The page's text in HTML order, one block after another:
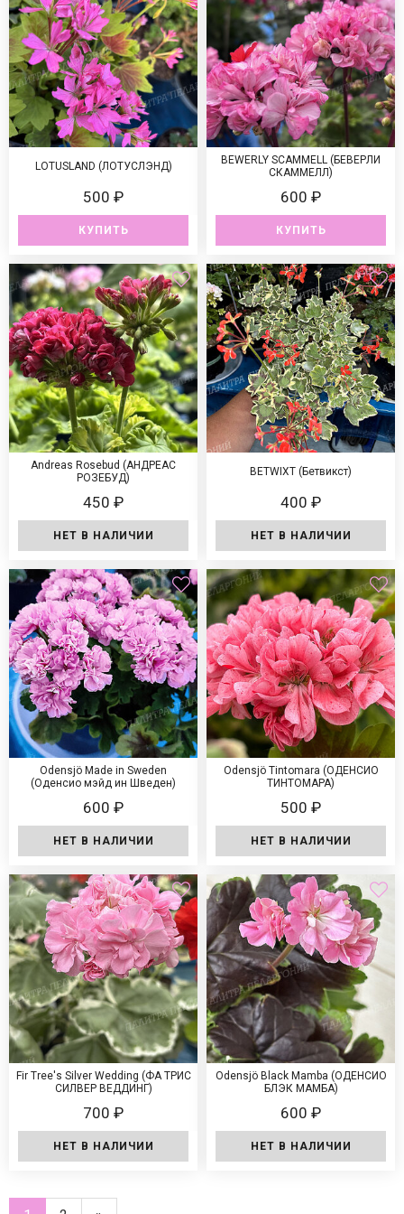
LOTUSLAND (ЛОТУСЛЭНД)
500 ₽
КУПИТЬ
BEWERLY SCAMMELL (БЕВЕРЛИ
СКАММЕЛЛ)
600 ₽
КУПИТЬ
Аndrеаs Rоsеbud (АНДРЕАС
РОЗЕБУД)
450 ₽
НЕТ В НАЛИЧИИ
BETWIXT (Бетвикст)
400 ₽
НЕТ В НАЛИЧИИ
Odensjö Made in Sweden
(Оденсио мэйд ин Шведен)
600 ₽
НЕТ В НАЛИЧИИ
Odensjö Tintomara (ОДЕНСИО
ТИНТОМАРА)
500 ₽
НЕТ В НАЛИЧИИ
Fir Tree's Silver Wedding (ФА ТРИС
СИЛВЕР ВЕДДИНГ)
700 ₽
НЕТ В НАЛИЧИИ
Odensjö Black Mamba (ОДЕНСИО
БЛЭК МАМБА)
600 ₽
НЕТ В НАЛИЧИИ